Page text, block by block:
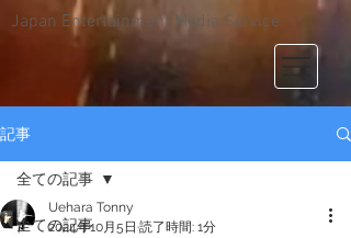
Japan Entertainment Media Service
記事
全ての記事
全ての記事
Uehara Tonny
2024年10月5日 読了時間: 1分